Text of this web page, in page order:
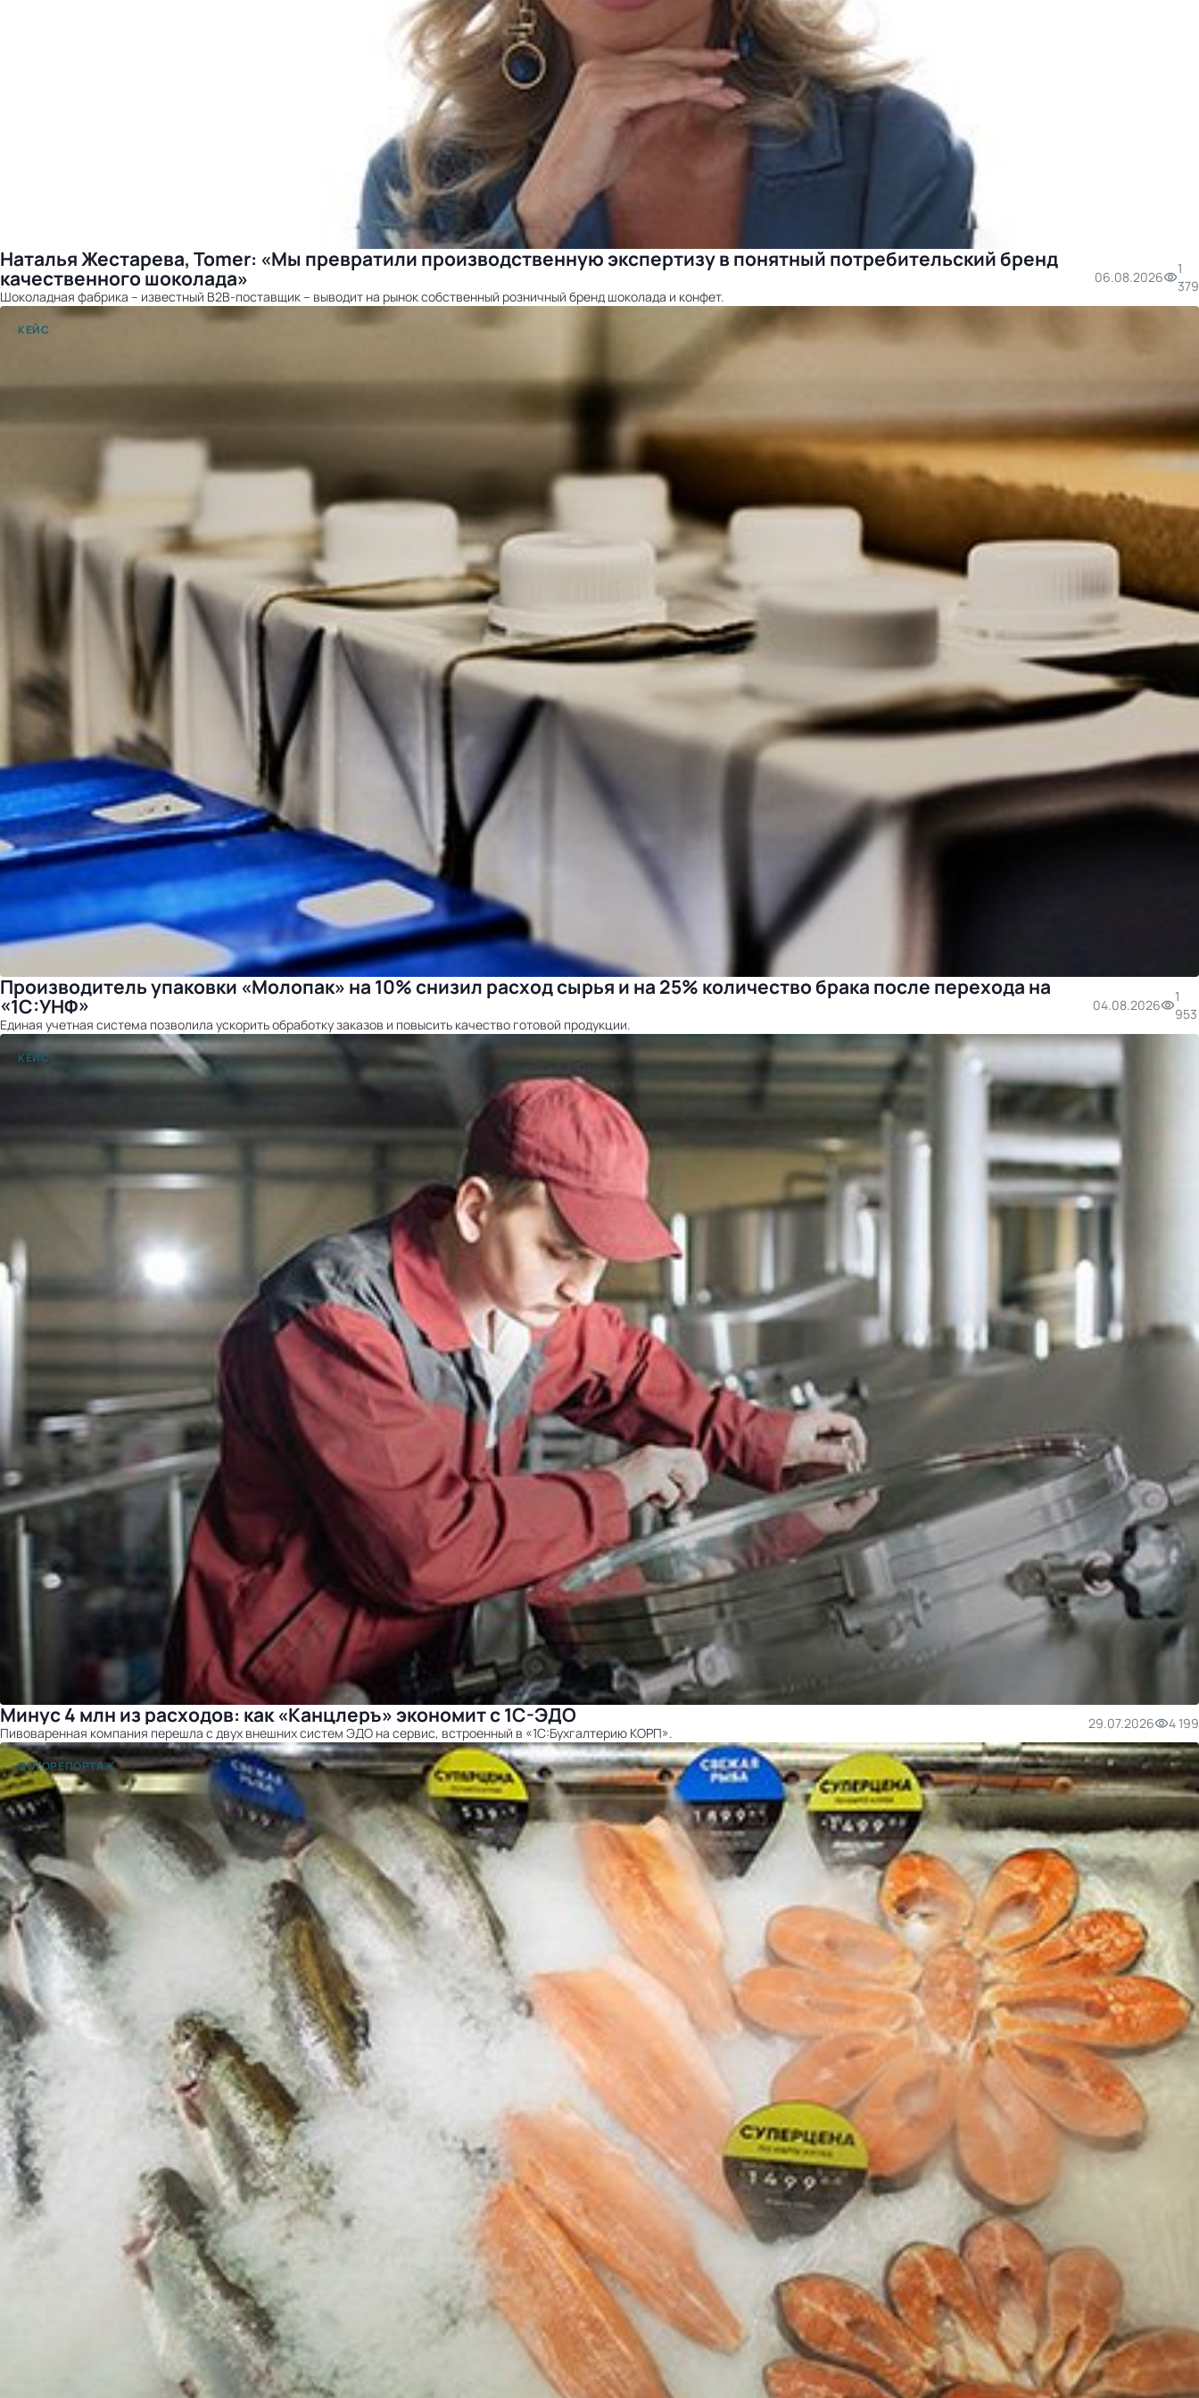
Наталья Жестарева, Tomer: «Мы превратили производственную экспертизу в понятный потребительский бренд
качественного шоколада»
Шоколадная фабрика – известный B2B-поставщик – выводит на рынок собственный розничный бренд шоколада и конфет.
06.08.2026
1
379
КЕЙС
Производитель упаковки «Молопак» на 10% снизил расход сырья и на 25% количество брака после перехода на
«1С:УНФ»
Единая учетная система позволила ускорить обработку заказов и повысить качество готовой продукции.
04.08.2026
1
953
КЕЙС
Минус 4 млн из расходов: как «Канцлеръ» экономит с 1С-ЭДО
Пивоваренная компания перешла с двух внешних систем ЭДО на сервис, встроенный в «1С:Бухгалтерию КОРП».
29.07.2026 4 199
ФОТОРЕПОРТАЖ